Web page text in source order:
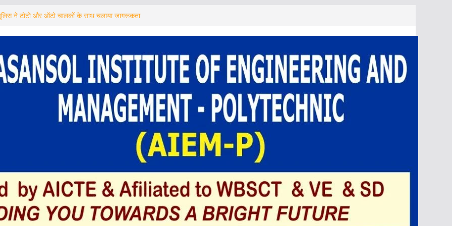
৫০ সদস্যের গণইস্তফা
রক্ষায় ছাতা বিলি দুর্গাপুরের বিজেপির মহিলা মোর্চার
আহত বৃদ্ধ, রাস্তা অবরোধ, বিক্ষোভ এলাকার বাসিন্দাদের
में 50 सदस्यों का सामूहिक इस्तीफा